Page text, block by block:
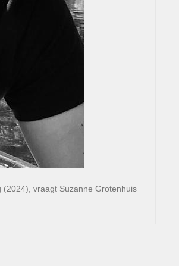
vraagt Suzanne Grotenhuis